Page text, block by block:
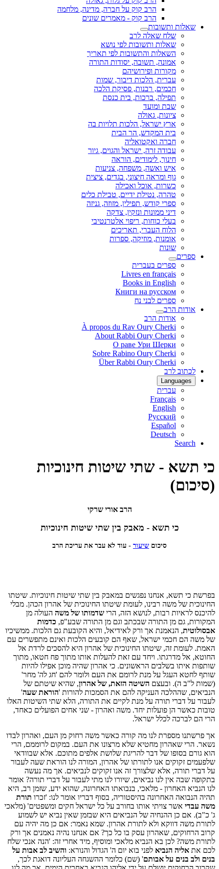
הרב קוק על חברה, מדינה, מלחמה
הרב קוק - מאמרים שונים
שאלות ותשובות
שלח שאלה לרב
שאלות ותשובות לפי נושא
השאלות והתשובות לפי תאריך
אמונה, תשובה, יסודות התורה
מקורות ופירושיהם
עברית, הלכות דיבור, שמות
חכמים, רבנות, פסיקת הלכה
תפילה, ברכות, בית כנסת
שבת ומועד
ציונות, גאולה
ארץ ישראל, הלכות תלויות בה
בית המקדש, הר הבית
חברה ואקטואליה
עבודה זרה, ישראל והגוים, גיור
חינוך, לימודים, הוראה
איש ואשה, משפחה, צניעות
גוף ומראה חיצוני, בגדים, ציצית
כשרות, אוכל ואכילה
טהרה, נטילת ידיים, טבילת כלים
ספרי קודש, תפילין, מזוזה, גניזה
דיני ממונות ונזקין, צדקה
בעלי כוחות, ריפוי אלטרנטיבי
הלוח העברי, תאריכים
אומנות, מוזיקה, ספרות
שונות
ספרים
ספרים בעברית
Livres en français
Books in English
Книги на русском
ספרים לבני נח
אודות הרב
אודות הרב
À propos du Rav Oury Cherki
About Rabbi Oury Cherki
О раве Ури Шерки
Sobre Rabino Oury Cherki
Über Rabbi Oury Cherki
לכתוב לרב
Languages
עברית
Français
English
Русский
Español
Deutsch
Search
כי תשא - שתי שיטות חינוכיות
(סיכום)
הרב אורי שרקי
כי תשא - מאבק בין שתי שיטות חינוכיות
סיכום שיעור - עוד לא עבר את עריכת הרב
בפרשת כי תשא, אנחנו נפגשים במאבק בין שתי שיטות חינוכיות. שיטתו
החינוכית של משה רבינו, לעומת שיטתו החינוכית של אהרון הכהן. מבלי
להיכנס לראיות רבות, לנושא הזה, הרי שדמותו של משה העולה מן
המקורות, גם מן התורה שבכתב וגם מן התורה שבע"פ, כדמות
אבסולוטית, הנאמנת אך ורק לאידיאל, והיא הקובעת גם הלכות. ממשיכיו
של משה הם חכמי ישראל, שאף הם קובעים הלכות ואינם מתפשרים עם
האמת. לעומת זה, שיטתו החינוכית של אהרון היא להסכים לרדת אל
החוטא, אל מדרגתו. ויחד עם זאת להעלות אותו מתוך פח חטאו, מתוך
שותפות איתו בשלבים הראשונים. כי אהרון שהיה מוכן אפילו להיות
שותף לחטא העגל על מנת לרומם את העם ולומר להם 'חג לה' מחר'
(שמות ל"ב ה). ובעצם השיטה הזאת, של אהרון, שהיא שיטתם של
הנביאים, שההלכה העניקה להם את הסמכות להורות 'הוראת שעה'
לעבור על דברי תורה על מנת לקיים את התורה, הלא שתי השיטות האלו
טובות כאשר הן פועלות יחד. משה ואהרון - שני אחים הפועלים כאחד,
הרי הם לברכה לכלל ישראל.
אך פרשתנו מספרת לנו מה קורה כאשר משה רחוק מן העם, ואהרון לבדו
נשאר. הרי שאהרון מחטיא שלא מרצונו את העם. במקום לרוממם, הרי
הוא גורם בסופו של דבר להריגת שלושת אלפים מתוכם. אלא שבוודאי
שלפעמים זקוקים אנו לתורתו של אהרון, המורה לנו הוראת שעה לעבור
על דברי תורה, אלא שלצורך זה אנו זקוקים לנביאים. אך מה נעשה
בתקופה שבה אין לנו נביאים, שיורו לנו מתי לעבור על דברי תורה? אומר
לנו הנביא האחרון - מלאכי, בנבואתו האחרונה, שהוא ידע, שזמן רב, היא
תהיה הנבואה האחרונה בהיסטוריה, בסוף דבריו אומר לנו: 'זכרו תורת
משה עבדי אשר צויתי אותו בחורב על כל ישראל חקים ומשפטים' (מלאכי
ג' כ"ב). אם כן ההנחיה של הנביאים היא שבזמן שאין נביא יש לשמוע
לתורת משה דווקא ולא לתורת אהרון. שמא נאמר: אם כן מה יהיה עם
קרוב הרחוקים, שאהרון עסק בו כל כך? אם אנחנו נהיה נאמנים אך ורק
לתורת משה? לכן בא הנביא מלאכי ומוסיף, מיד אחרי זה: 'הנה אנכי שלח
לכם את אליה הנביא לפני בוא יום ה' הגדול והנורא: והשיב לב אבות על
בנים ולב בנים על אבותם' (שם) כלומר ההשגחה העליונה דואגת לכך,